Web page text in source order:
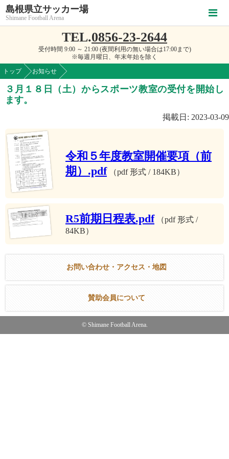
島根県立サッカー場
Shimane Football Arena
TEL.0856-23-2644
受付時間 9:00 ～ 21:00 (夜間利用の無い場合は17:00まで)
※毎週月曜日、年末年始を除く
トップ
お知らせ
３月１８日（土）からスポーツ教室の受付を開始し
ます。
掲載日: 2023-03-09
令和５年度教室開催要項（前
期）.pdf （pdf 形式 / 184KB）
R5前期日程表.pdf （pdf 形式 /
84KB）
お問い合わせ・アクセス・地図
賛助会員について
© Shimane Football Arena.